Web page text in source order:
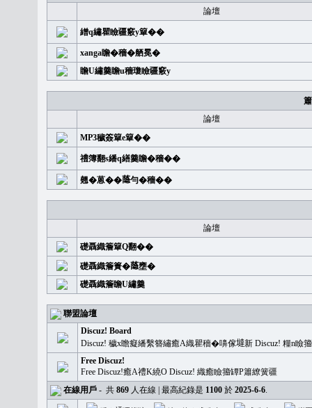
論壇
繒q繡瞿瞼疆竅y簞��
xanga瞻�穡�舾冕�
瞻U繡羹瞻u穡瓊瞼疆竅y
論壇
MP3穢簽簞e簞��
禮簿翻s繙q繕羹瞻�穡��
翹�蒽��𦻕勻�穡��
論壇
礎聶織簷簞Q翻��
礎聶織簷簣�𦻕壅�
礎聶織簷瞻U繡羹
聯盟論壇
Discuz! Board
Discuz! 穢x瞻癡繙繫簪繡癒A織瞿穡�嚊傢𡐿新 Discuz! 糧n
Free Discuz!
Free Discuz!癒A禮K繞O Discuz! 織癒瞼籀罈P簫繚簧疆
在線用戶 - 共 869 人在線 | 最高紀錄是 1100 於 2025-6-6.